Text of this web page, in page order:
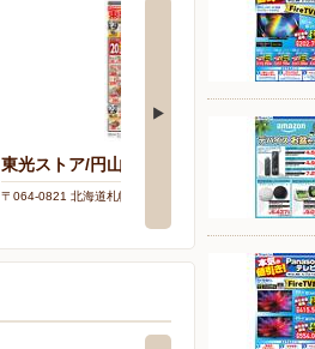
東光ストア/円山店
〒064-0821 北海道札幌市中央区北1条西24-4-1